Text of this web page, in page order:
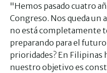
"Hemos pasado cuatro
Congreso. Nos queda un
no está completamente
preparando para el
prioridades? En Filipinas
nuestro objetivo es